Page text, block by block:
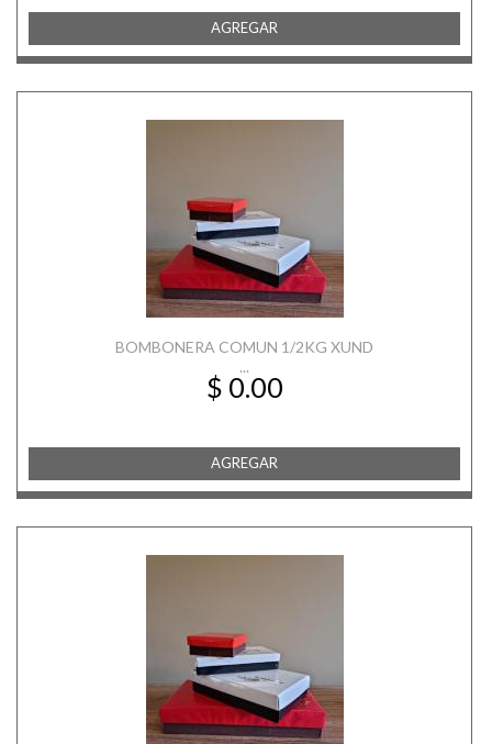
AGREGAR
BOMBONERA COMUN 1/2KG XUND
...
$ 0.00
AGREGAR